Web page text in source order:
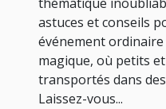
astuces et conseils
événement
magique, où petits
transportés dans
Laissez-vous...